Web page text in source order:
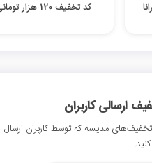
کد تخفیف 120 هزار تومانی روژا
ارسالی کاربران
مدیسه که توسط کاربران ارسال